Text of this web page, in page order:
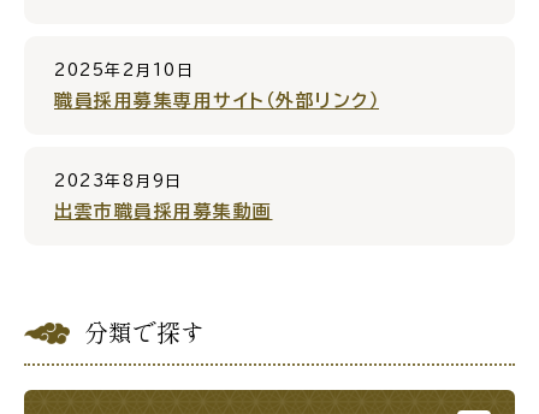
ふるさと納税
2025年2月10日
職員採用募集専用サイト（外部リンク）
2023年8月9日
出雲市職員採用募集動画
分類で探す